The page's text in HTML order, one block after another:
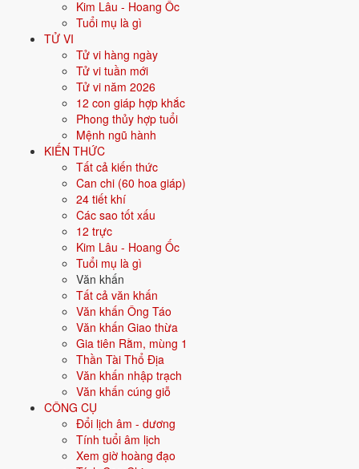
Kim Lâu - Hoang Ốc
Tuổi mụ là gì
TỬ VI
Tử vi hàng ngày
Tử vi tuần mới
Tử vi năm 2026
12 con giáp hợp khắc
Phong thủy hợp tuổi
Mệnh ngũ hành
KIẾN THỨC
Tất cả kiến thức
Can chi (60 hoa giáp)
24 tiết khí
Các sao tốt xấu
12 trực
Kim Lâu - Hoang Ốc
Tuổi mụ là gì
Văn khấn
Tất cả văn khấn
Văn khấn Ông Táo
Văn khấn Giao thừa
Gia tiên Rằm, mùng 1
Thần Tài Thổ Địa
Văn khấn nhập trạch
Văn khấn cúng giỗ
CÔNG CỤ
Đổi lịch âm - dương
Tính tuổi âm lịch
Xem giờ hoàng đạo
Năm sinh dương
1976
Bính Thìn
Thìn - Con Rồng
Sa Trung Thổ
Mệnh ngũ hành ⛰️
Vàng đất
Hướng hợp
Hành tương sinh Hỏa (Hỏa sinh Thổ); Kim (Thổ sinh Kim)
Hành tương khắc
Mộc (Mộc khắc Thổ); Thủy (Thổ khắc
Thủy)
Tuổi năm 2026 51 tuổi mụ / 50 tuổi dương - Trung niên
Ý nghĩa nạp âm Sa Trung Thổ
Người sinh năm1976
. Đây là một trong các nạp âm thuộc hành
60 hoa giáp.